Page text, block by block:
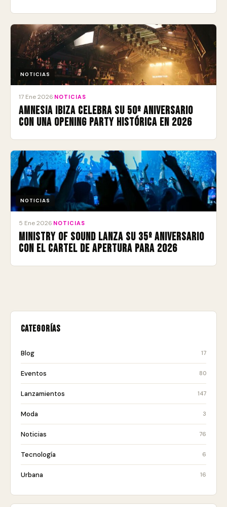
NOTICIAS
17 Ene 2026 NOTICIAS
Amnesia Ibiza celebra su 50º aniversario
con una Opening Party histórica en 2026
NOTICIAS
5 Ene 2026 NOTICIAS
Ministry of Sound lanza su 35º aniversario
con el cartel de apertura para 2026
Categorías
Blog 17
Eventos 80
Lanzamientos 147
Moda 3
Noticias 76
Tecnología 6
Urbana 16